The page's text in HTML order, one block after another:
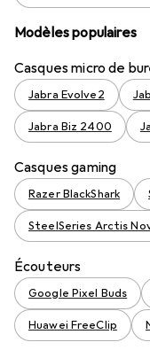
Modèles populaires
Casques micro de
Jabra Evolve2
Jabra Biz 2400
Casques gaming
Razer BlackShark
SteelSeries Arctis
Écouteurs
Google Pixel Buds
Huawei FreeClip